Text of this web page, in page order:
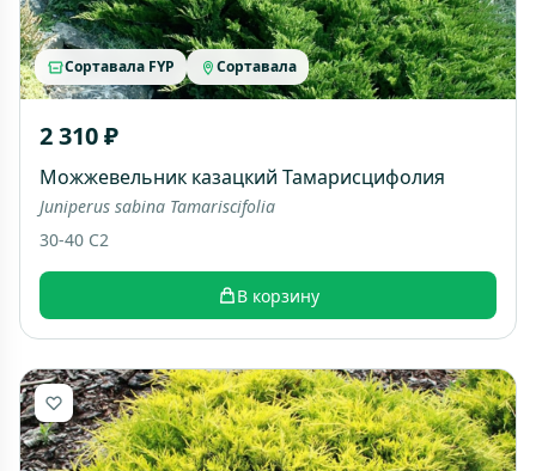
Сортавала FYP Сортавала
2 310 ₽
Можжевельник казацкий Тамарисцифолия
Juniperus sabina Tamariscifolia
30-40 C2
В корзину